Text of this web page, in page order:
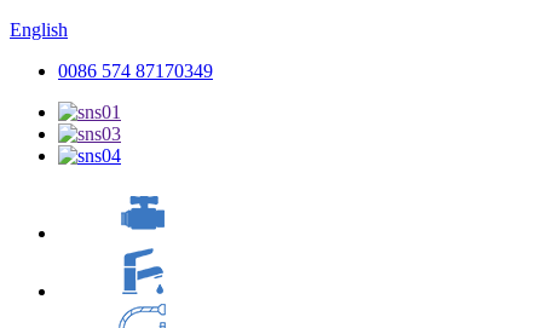
English
0086 574 87170349